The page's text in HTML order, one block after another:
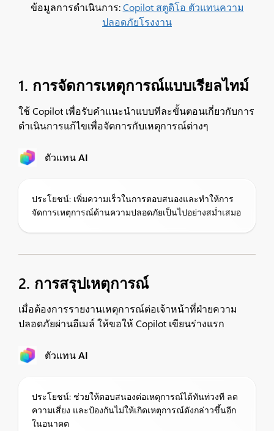
ข้อมูลการดำเนินการ:Copilot สตูดิโอ ตัวแทนความ
ปลอดภัยโรงงาน
1. การจัดการเหตุการณ์แบบเรียลไทม์​
ใช้ Copilot เพื่อรับคำแนะนำแบบทีละขั้นตอนเกี่ยวกับการ
ดำเนินการแก้ไขเพื่อจัดการกับเหตุการณ์ต่างๆ
ตัวแทน AI
ประโยชน์: เพิ่มความเร็วในการตอบสนองและทำให้การ
จัดการเหตุการณ์ด้านความปลอดภัยเป็นไปอย่างสม่ำเสมอ
2. การสรุปเหตุการณ์
เมื่อต้องการรายงานเหตุการณ์ต่อเจ้าหน้าที่ฝ่ายความ
ปลอดภัยผ่านอีเมล์ ให้ขอให้ Copilot เขียนร่างแรก
ตัวแทน AI
ประโยชน์: ช่วยให้ตอบสนองต่อเหตุการณ์ได้ทันท่วงที ลด
ความเสี่ยง และป้องกันไม่ให้เกิดเหตุการณ์ดังกล่าวขึ้นอีก
ในอนาคต